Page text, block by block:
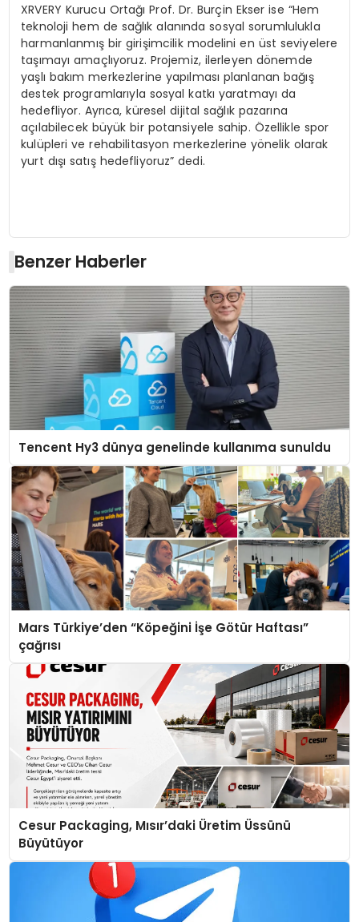
XRVERY Kurucu Ortağı Prof. Dr. Burçin Ekser ise “Hem
teknoloji hem de sağlık alanında sosyal sorumlulukla
harmanlanmış bir girişimcilik modelini en üst seviyelere
taşımayı amaçlıyoruz. Projemiz, ilerleyen dönemde
yaşlı bakım merkezlerine yapılması planlanan bağış
destek programlarıyla sosyal katkı yaratmayı da
hedefliyor. Ayrıca, küresel dijital sağlık pazarına
açılabilecek büyük bir potansiyele sahip. Özellikle spor
kulüpleri ve rehabilitasyon merkezlerine yönelik olarak
yurt dışı satış hedefliyoruz” dedi.
Benzer Haberler
Tencent Hy3 dünya genelinde kullanıma sunuldu
Mars Türkiye’den “Köpeğini İşe Götür Haftası”
çağrısı
Cesur Packaging, Mısır’daki Üretim Üssünü
Büyütüyor